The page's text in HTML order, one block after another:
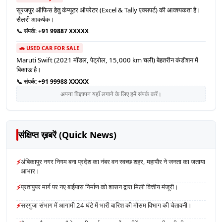
सूरजपुर ऑफिस हेतु कंप्यूटर ऑपरेटर (Excel & Tally एक्सपर्ट) की आवश्यकता है।
सैलरी आकर्षक।
📞 संपर्क:+91 99887 XXXXX
🚗 USED CAR FOR SALE
Maruti Swift (2021 मॉडल, पेट्रोल, 15,000 km चली) बेहतरीन कंडीशन में
बिकाऊ है।
📞 संपर्क:+91 99988 XXXXX
अपना विज्ञापन यहाँ लगाने के लिए हमें संपर्क करें।
संक्षिप्त ख़बरें (Quick News)
⚡अंबिकापुर नगर निगम बना प्रदेश का नंबर वन स्वच्छ शहर, महापौर ने जनता का जताया
आभार।
⚡प्रतापुपर मार्ग पर नए बाईपास निर्माण को शासन द्वारा मिली वित्तीय मंजूरी।
⚡सरगुजा संभाग में आगामी 24 घंटे में भारी बारिश की मौसम विभाग की चेतावनी।